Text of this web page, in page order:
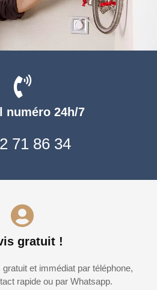
numéro 24h/7
71 86 34
gratuit !
et immédiat par téléphone,
rapide ou par Whatsapp.